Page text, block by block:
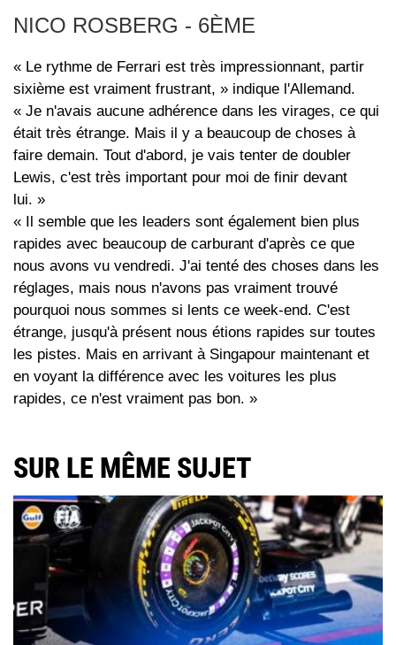
NICO ROSBERG - 6ÈME
« Le rythme de Ferrari est très impressionnant, partir
sixième est vraiment frustrant, » indique l'Allemand.
« Je n'avais aucune adhérence dans les virages, ce qui
était très étrange. Mais il y a beaucoup de choses à
faire demain. Tout d'abord, je vais tenter de doubler
Lewis, c'est très important pour moi de finir devant
lui. »
« Il semble que les leaders sont également bien plus
rapides avec beaucoup de carburant d'après ce que
nous avons vu vendredi. J'ai tenté des choses dans les
réglages, mais nous n'avons pas vraiment trouvé
pourquoi nous sommes si lents ce week-end. C'est
étrange, jusqu'à présent nous étions rapides sur toutes
les pistes. Mais en arrivant à Singapour maintenant et
en voyant la différence avec les voitures les plus
rapides, ce n'est vraiment pas bon. »
SUR LE MÊME SUJET